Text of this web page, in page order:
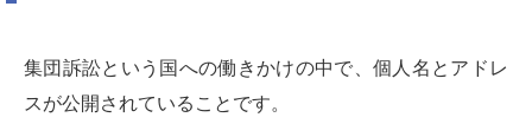
集団訴訟という国への働きかけの中で、個人名とアドレ
スが公開されていることです。